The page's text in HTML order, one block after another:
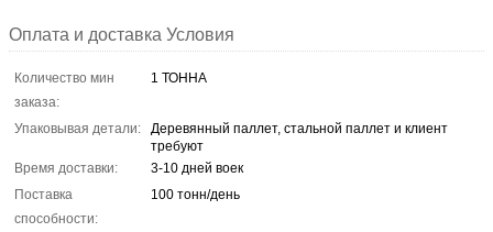
Оплата и доставка Условия
Количество мин
заказа:
1 ТОННА
Упаковывая детали:
Деревянный паллет, стальной паллет и клиент
требуют
Время доставки:
3-10 дней воек
Поставка
способности:
100 тонн/день